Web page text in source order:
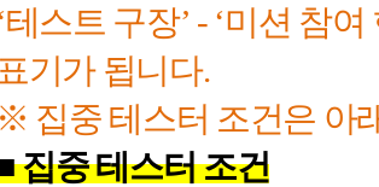
테스트 구장’ - ‘미션 참여
표기가 됩니다.
※ 집중 테스터 조건은 아
집중 테스터 조건